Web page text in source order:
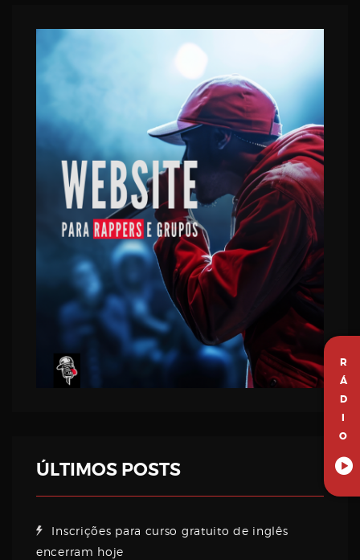
R
Á
D
I
O
ÚLTIMOS POSTS
Inscrições para curso gratuito de inglês
encerram hoje